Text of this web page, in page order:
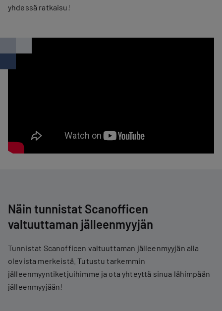
yhdessä ratkaisu!
Näin tunnistat Scanofficen
valtuuttaman jälleenmyyjän
Tunnistat Scanofficen valtuuttaman jälleenmyyjän alla
olevista merkeistä. Tutustu tarkemmin
jälleenmyyntiketjuihimme ja ota yhteyttä sinua lähimpään
jälleenmyyjään!